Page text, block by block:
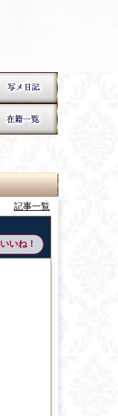
記事一覧
いいね！